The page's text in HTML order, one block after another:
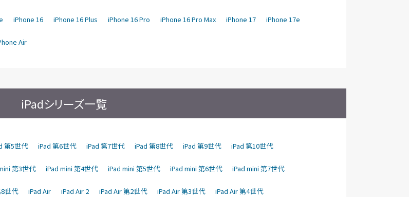
iPhone 16 iPhone 16 Plus iPhone 16 Pro iPhone 16 Pro Max iPhone 17 iPhone 17e
Air
iPadシリーズ一覧
第5世代 iPad 第6世代 iPad 第7世代 iPad 第8世代 iPad 第9世代 iPad 第10世代
第3世代 iPad mini 第4世代 iPad mini 第5世代 iPad mini 第6世代 iPad mini 第7世代
世代 iPad Air iPad Air 2 iPad Air 第2世代 iPad Air 第3世代 iPad Air 第4世代